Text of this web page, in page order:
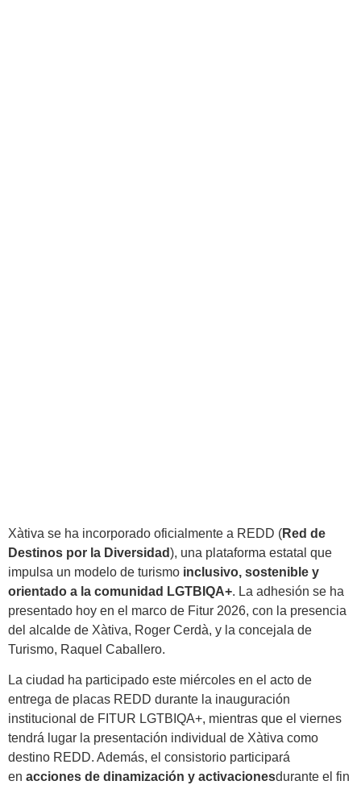
Xàtiva se ha incorporado oficialmente a REDD (Red de
Destinos por la Diversidad), una plataforma estatal que
impulsa un modelo de turismo inclusivo, sostenible y
orientado a la comunidad LGTBIQA+. La adhesión se ha
presentado hoy en el marco de Fitur 2026, con la presencia
del alcalde de Xàtiva, Roger Cerdà, y la concejala de
Turismo, Raquel Caballero.
La ciudad ha participado este miércoles en el acto de
entrega de placas REDD durante la inauguración
institucional de FITUR LGTBIQA+, mientras que el viernes
tendrá lugar la presentación individual de Xàtiva como
destino REDD. Además, el consistorio participará
en acciones de dinamización y activacionesdurante el fin